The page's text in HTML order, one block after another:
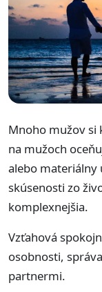
Mnoho mužov si
na mužoch
alebo materiálny
skúsenosti zo
komplexnejšia.
Vzťahová
osobnosti,
partnermi.